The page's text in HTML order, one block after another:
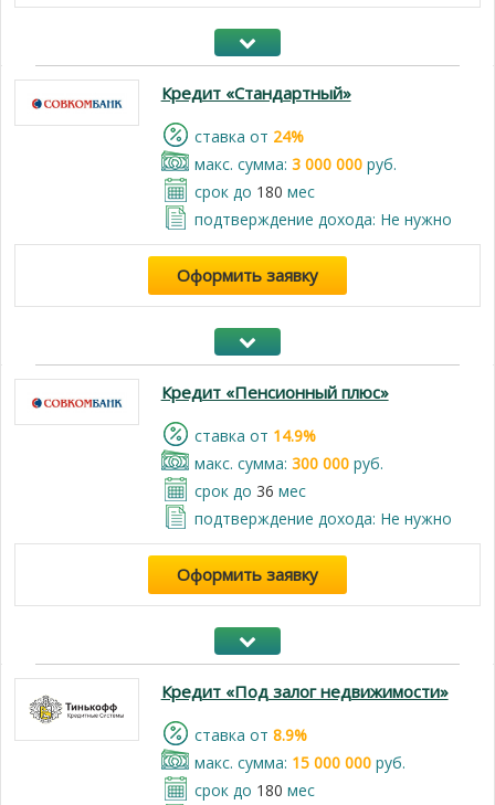
Кредит «Стандартный»
cтавка от 24%
макс. сумма: 3 000 000руб.
срок до 180 мес
подтверждение дохода: Не нужно
Оформить заявку
Кредит «Пенсионный плюс»
cтавка от 14.9%
макс. сумма: 300 000руб.
срок до 36 мес
подтверждение дохода: Не нужно
Оформить заявку
Кредит «Под залог недвижимости»
cтавка от 8.9%
макс. сумма: 15 000 000руб.
срок до 180 мес